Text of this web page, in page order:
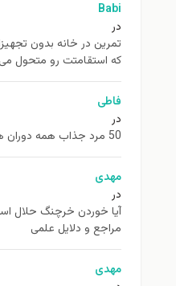
Babi
در
که استقامتت رو متحول
فاطی
در
50 مرد جذاب همه دوران ها
مهدی
در
آیا خوردن خرچنگ حلال
مراجع و دلایل علمی
مهدی